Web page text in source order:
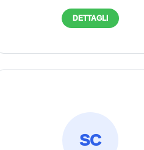
DETTAGLI
SC